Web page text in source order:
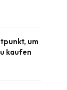
um
kaufen